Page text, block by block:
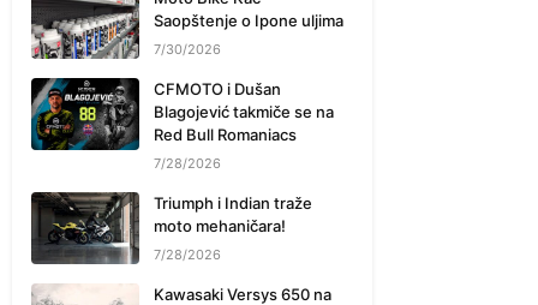
Saopštenje o Ipone uljima
7/30/2026
CFMOTO i Dušan
Blagojević takmiče se na
Red Bull Romaniacs
7/28/2026
Triumph i Indian traže
moto mehaničara!
7/28/2026
Kawasaki Versys 650 na